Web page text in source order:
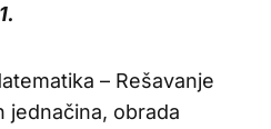
– Rešavanje
jednačina, obrada